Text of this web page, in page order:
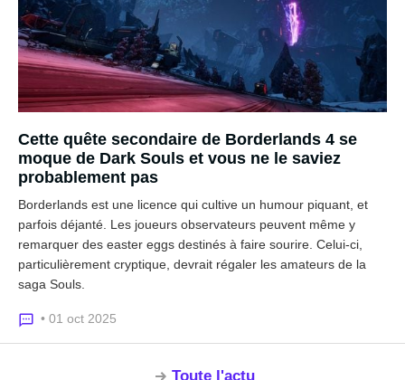
Cette quête secondaire de Borderlands 4 se
moque de Dark Souls et vous ne le saviez
probablement pas
Borderlands est une licence qui cultive un humour piquant, et
parfois déjanté. Les joueurs observateurs peuvent même y
remarquer des easter eggs destinés à faire sourire. Celui-ci,
particulièrement cryptique, devrait régaler les amateurs de la
saga Souls.
• 01 oct 2025
Toute l'actu